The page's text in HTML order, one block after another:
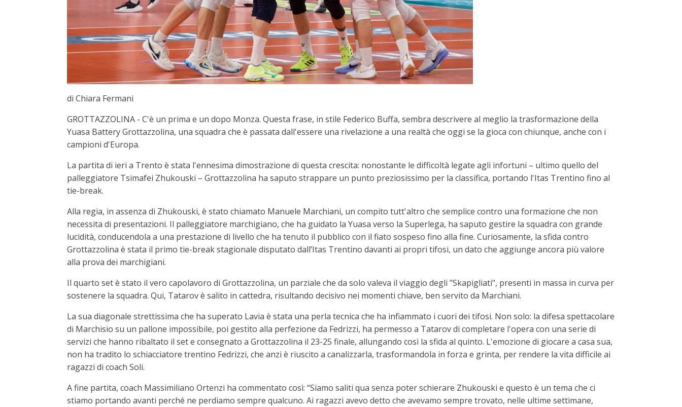
di Chiara Fermani
GROTTAZZOLINA - C'è un prima e un dopo Monza. Questa frase, in stile Federico Buffa, sembra descrivere al meglio la trasformazione della
Yuasa Battery Grottazzolina, una squadra che è passata dall'essere una rivelazione a una realtà che oggi se la gioca con chiunque, anche con i
campioni d'Europa.
La partita di ieri a Trento è stata l'ennesima dimostrazione di questa crescita: nonostante le difficoltà legate agli infortuni – ultimo quello del
palleggiatore Tsimafei Zhukouski – Grottazzolina ha saputo strappare un punto preziosissimo per la classifica, portando l'Itas Trentino fino al
tie-break.
Alla regia, in assenza di Zhukouski, è stato chiamato Manuele Marchiani, un compito tutt'altro che semplice contro una formazione che non
necessita di presentazioni. Il palleggiatore marchigiano, che ha guidato la Yuasa verso la Superlega, ha saputo gestire la squadra con grande
lucidità, conducendola a una prestazione di livello che ha tenuto il pubblico con il fiato sospeso fino alla fine. Curiosamente, la sfida contro
Grottazzolina è stata il primo tie-break stagionale disputato dall’Itas Trentino davanti ai propri tifosi, un dato che aggiunge ancora più valore
alla prova dei marchigiani.
Il quarto set è stato il vero capolavoro di Grottazzolina, un parziale che da solo valeva il viaggio degli "Skapigliati", presenti in massa in curva per
sostenere la squadra. Qui, Tatarov è salito in cattedra, risultando decisivo nei momenti chiave, ben servito da Marchiani.
La sua diagonale strettissima che ha superato Lavia è stata una perla tecnica che ha infiammato i cuori dei tifosi. Non solo: la difesa spettacolare
di Marchisio su un pallone impossibile, poi gestito alla perfezione da Fedrizzi, ha permesso a Tatarov di completare l'opera con una serie di
servizi che hanno ribaltato il set e consegnato a Grottazzolina il 23-25 finale, allungando così la sfida al quinto. L'emozione di giocare a casa sua,
non ha tradito lo schiacciatore trentino Fedrizzi, che anzi è riuscito a canalizzarla, trasformandola in forza e grinta, per rendere la vita difficile ai
ragazzi di coach Soli.
A fine partita, coach Massimiliano Ortenzi ha commentato così: “Siamo saliti qua senza poter schierare Zhukouski e questo è un tema che ci
stiamo portando avanti perché ne perdiamo sempre qualcuno. Ai ragazzi avevo detto che avevamo sempre trovato, nelle ultime settimane,